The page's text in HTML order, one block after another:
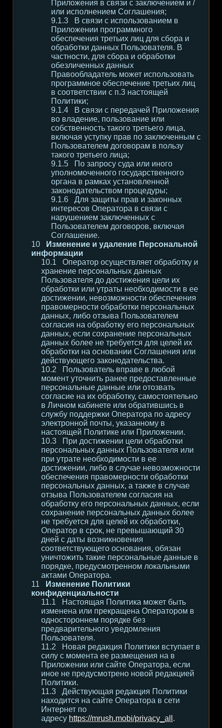
Приложения в связи с заключением и /
или исполнением Соглашения;
В связи с использованием в
Приложении программного
обеспечения третьих лиц для сбора и
обработки данных Пользователя. В
частности, для сбора и обработки
обезличенных данных
Правообладатель может использовать
программное обеспечение третьих лиц
в соответствии с п.3 настоящей
Политики;
В связи с передачей Приложения
во владение, пользование или
собственность такого третьего лица,
включая уступку прав по заключенным с
Пользователем договорам в пользу
такого третьего лица;
По запросу суда или иного
уполномоченного государственного
органа в рамках установленной
законодательством процедуры;
Для защиты прав и законных
интересов Оператора в связи с
нарушением заключенных с
Пользователем договоров, включая
Соглашение.
Изменение и удаление Персональной
информации
Оператор осуществляет обработку и
хранение персональных данных
Пользователя до достижения цели их
обработки или утраты необходимости в ее
достижении, невозможности обеспечения
правомерности обработки персональных
данных, либо отзыва Пользователем
согласия на обработку его персональных
данных, если сохранение персональных
данных более не требуется для целей их
обработки на основании Соглашения или
действующего законодательства.
Пользователь вправе в любой
момент уточнить ранее предоставленные
персональные данные или отозвать
согласие на их обработку, самостоятельно
в Личном кабинете или обратившись в
службу поддержки Оператора по адресу
электронной почты, указанному в
настоящей Политике или Приложении.
При достижении цели обработки
персональных данных Пользователя или
при утрате необходимости в ее
достижении, либо в случае невозможности
обеспечения правомерности обработки
персональных данных, а также в случае
отзыва Пользователем согласия на
обработку его персональных данных, если
сохранение персональных данных более
не требуется для целей их обработки,
Оператор в срок, не превышающий 30
дней с даты возникновения
соответствующего основания, обязан
уничтожить такие персональные данные в
порядке, предусмотренном локальными
актами Оператора.
Изменение Политики
конфиденциальности
Настоящая Политика может быть
изменена или прекращена Оператором в
одностороннем порядке без
предварительного уведомления
Пользователя.
Новая редакция Политики вступает в
силу с момента ее размещения на в
Приложении или сайте Оператора, если
иное не предусмотрено новой редакцией
Политики.
Действующая редакция Политики
находится на сайте Оператора в сети
Интернет по
адресу https://mrush.mobi/privacy_all .